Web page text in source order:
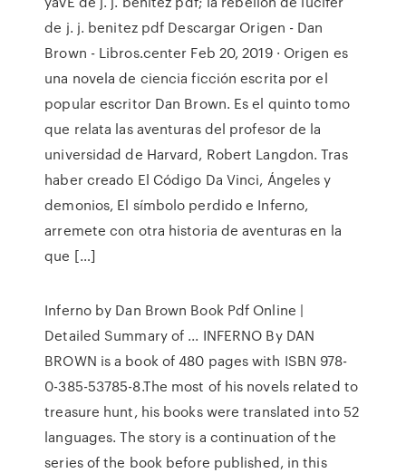
de j. j. benitez pdf Descargar Origen - Dan
Brown - Libros.center Feb 20, 2019 · Origen es
una novela de ciencia ficción escrita por el
popular escritor Dan Brown. Es el quinto tomo
que relata las aventuras del profesor de la
universidad de Harvard, Robert Langdon. Tras
haber creado El Código Da Vinci, Ángeles y
demonios, El símbolo perdido e Inferno,
arremete con otra historia de aventuras en la
que […]
Inferno by Dan Brown Book Pdf Online |
Detailed Summary of ... INFERNO By DAN
BROWN is a book of 480 pages with ISBN 978-
0-385-53785-8.The most of his novels related to
treasure hunt, his books were translated into 52
languages. The story is a continuation of the
series of the book before published, in this